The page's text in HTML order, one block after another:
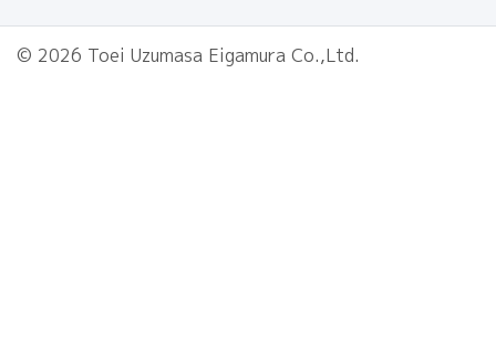
© 2026 Toei Uzumasa Eigamura Co.,Ltd.